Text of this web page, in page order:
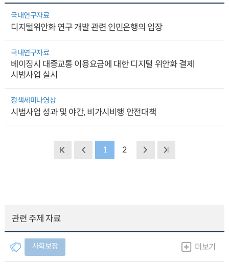
국내연구자료
디지털위안화 연구 개발 관련 인민은행의 입장
국내연구자료
베이징시 대중교통 이용요금에 대한 디지털 위안화 결제
시범사업 실시
정책세미나영상
시범사업 성과 및 야간, 비가시비행 안전대책
1 2
관련 주제 자료
사회보장 더보기